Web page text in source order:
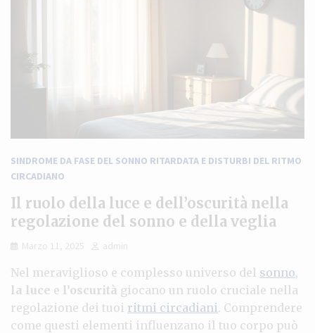
SINDROME DA FASE DEL SONNO RITARDATA E DISTURBI DEL RITMO
CIRCADIANO
Il ruolo della luce e dell’oscurità nella
regolazione del sonno e della veglia
Marzo 11, 2025 admin
Nel meraviglioso e complesso universo del sonno,
la luce e l’oscurità giocano un ruolo cruciale nella
regolazione dei tuoi ritmi circadiani. Comprendere
come questi elementi influenzano il tuo corpo può